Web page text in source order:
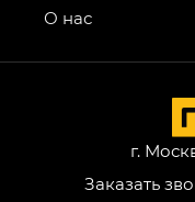
привод — GB
Джи Ти — GT,
Джи Икс
Empow —
г.
Заказать
О нас